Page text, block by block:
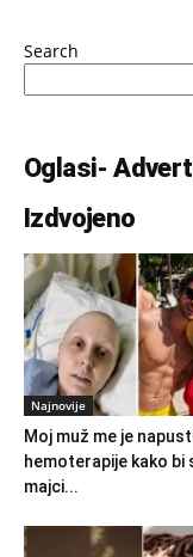
Search
Oglasi-
Izdvojeno
Najnovije
Moj muž me je
hemoterapije kako bi
majci...